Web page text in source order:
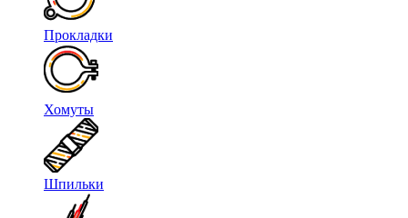
Прокладки
Хомуты
Шпильки